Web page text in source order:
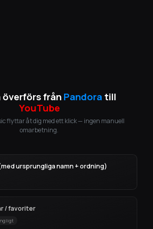
överförs frånPandora till
YouTube
flyttar åt dig med ett klick — ingen manuell
omarbetning.
ursprungliga namn + ordning)
/ favoriter